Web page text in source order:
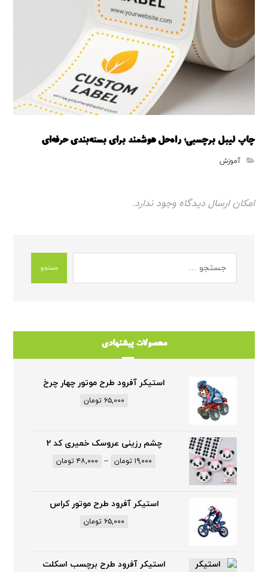
چاپ لیبل برچسبی؛ راه‌حل هوشمند برای بسته‌بندی حرفه‌ای
آموزش
امکان ارسال دیدگاه وجود ندارد.
جستجو
محصولات پیشنهادی
استیکر آفرود طرح موتور چهار چرخ
۶۵,۰۰۰ تومان
چشم رزینی عروسک خمیری کد 2
۱۹,۰۰۰ تومان – ۴۸,۰۰۰ تومان
استیکر آفرود طرح موتور کراس
۶۵,۰۰۰ تومان
استیکر آفرود طرح برچسب اسکلت